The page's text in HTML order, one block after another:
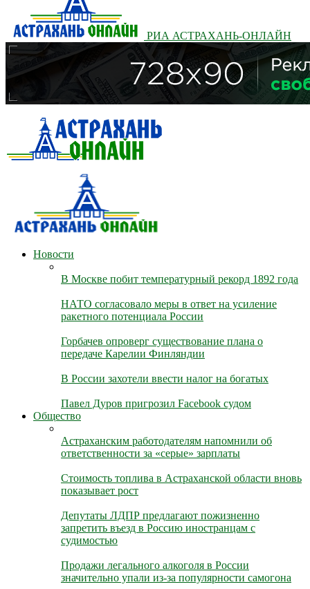
РИА АСТРАХАНЬ-ОНЛАЙН
Новости
В Москве побит температурный рекорд 1892 года
НАТО согласовало меры в ответ на усиление
ракетного потенциала России
Горбачев опроверг существование плана о
передаче Карелии Финляндии
В России захотели ввести налог на богатых
Павел Дуров пригрозил Facebook судом
Общество
Астраханским работодателям напомнили об
ответственности за «серые» зарплаты
Стоимость топлива в Астраханской области вновь
показывает рост
Депутаты ЛДПР предлагают пожизненно
запретить въезд в Россию иностранцам с
судимостью
Продажи легального алкоголя в России
значительно упали из-за популярности самогона